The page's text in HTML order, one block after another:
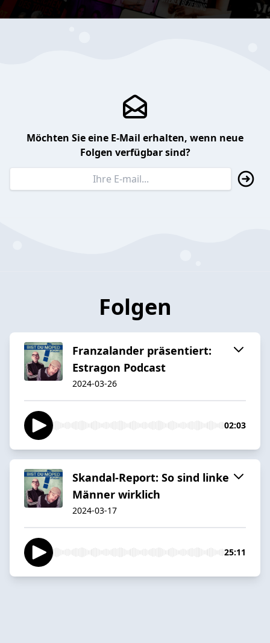
Möchten Sie eine E-Mail erhalten, wenn neue
Folgen verfügbar sind?
Folgen
Franzalander präsentiert:
Estragon Podcast
2024-03-26
02:03
Skandal-Report: So sind linke
Männer wirklich
2024-03-17
25:11